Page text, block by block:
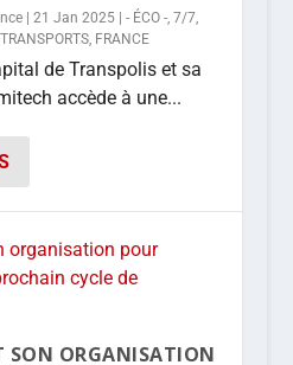
| 21 Jan 2025| - ÉCO -, 7/7,
, FRANCE
de Transpolis et sa
accède à une...
SON ORGANISATION